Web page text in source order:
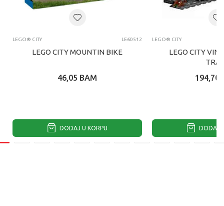
LEGO® CITY LE60512
LEGO CITY MOUNTIN BIKE
46,05 BAM
DODAJ U KORPU
LEGO® CITY
LEGO CITY
194,70
DODAJ